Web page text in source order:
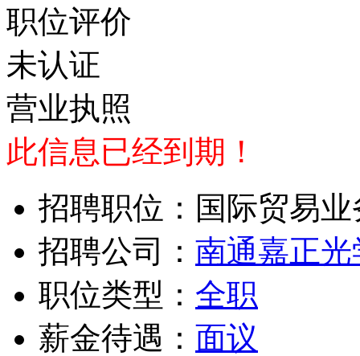
职位评价
未认证
营业执照
此信息已经到期！
招聘职位：国际贸易业
招聘公司： 南通嘉正
职位类型： 全职
薪金待遇： 面议